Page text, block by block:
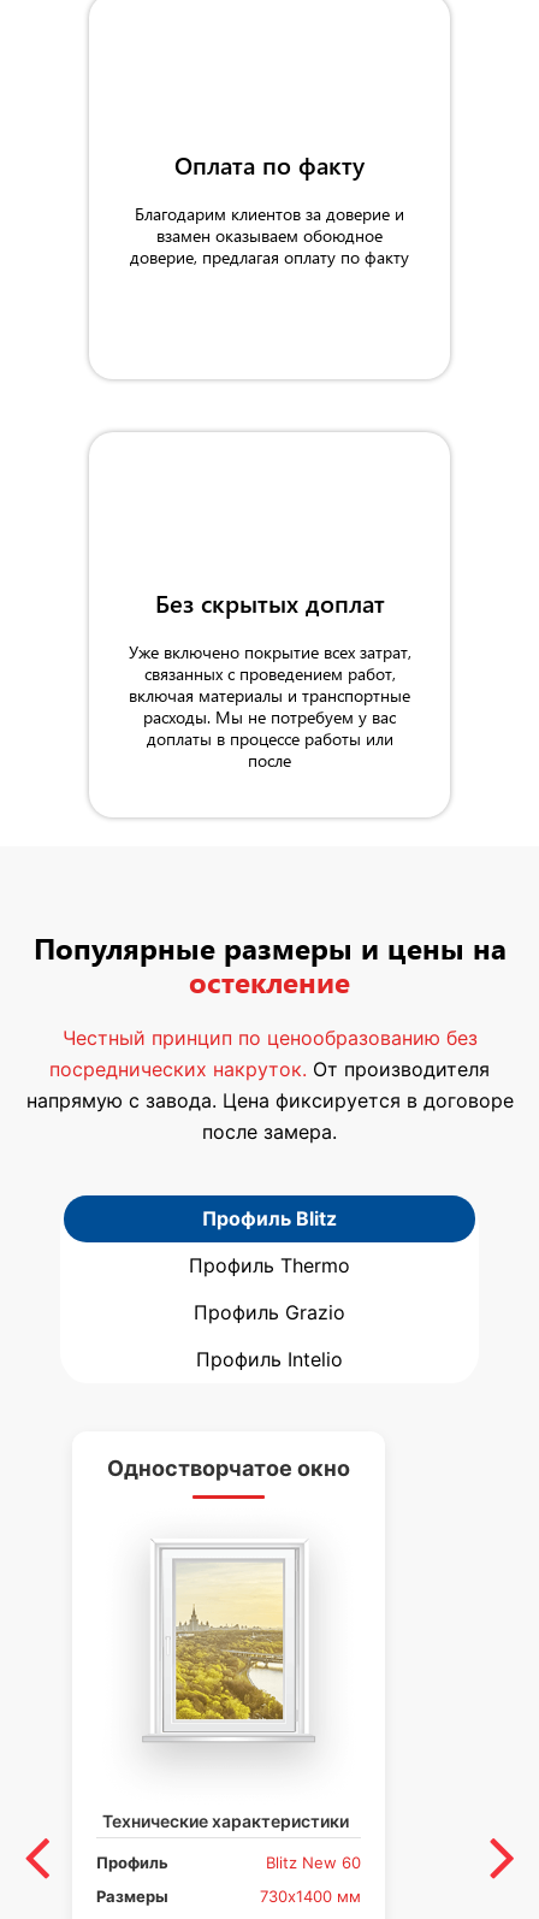
Оплата по факту
Благодарим клиентов за доверие и
взамен оказываем обоюдное
доверие, предлагая оплату по факту
Без скрытых доплат
Уже включено покрытие всех затрат,
связанных с проведением работ,
включая материалы и транспортные
расходы. Мы не потребуем у вас
доплаты в процессе работы или
после
Популярные размеры и цены на
остекление
Честный принцип по ценообразованию без
посреднических накруток. От производителя
напрямую с завода. Цена фиксируется в договоре
после замера.
Профиль Blitz
Профиль Thermo
Профиль Grazio
Профиль Intelio
Одностворчатое окно
Технические характеристики
Профиль
Blitz New 60
Размеры
730х1400 мм